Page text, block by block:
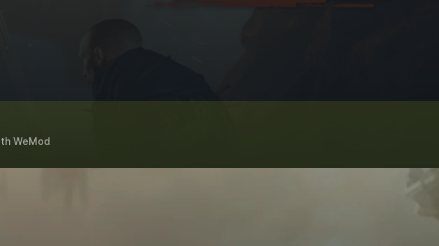
WeMod